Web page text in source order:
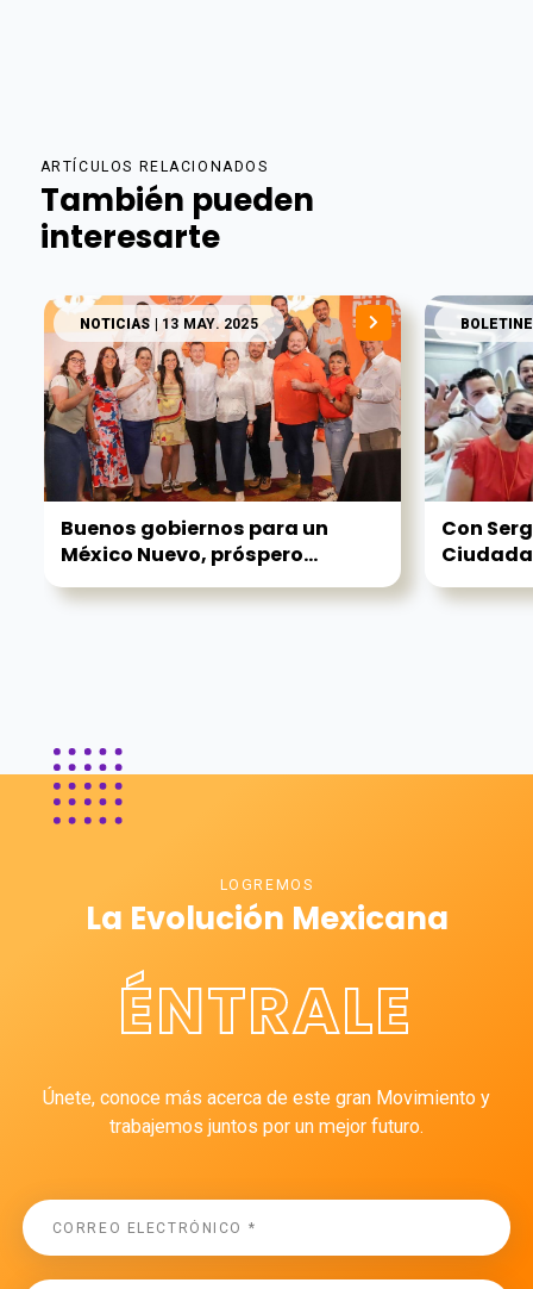
ARTÍCULOS RELACIONADOS
También pueden
interesarte
NOTICIAS | 13 MAY. 2025
Buenos gobiernos para un
México Nuevo, próspero...
Con
LOGREMOS
La Evolución Mexicana
ÉNTRALE
Únete, conoce más acerca de este gran Movimiento y
trabajemos juntos por un mejor futuro.